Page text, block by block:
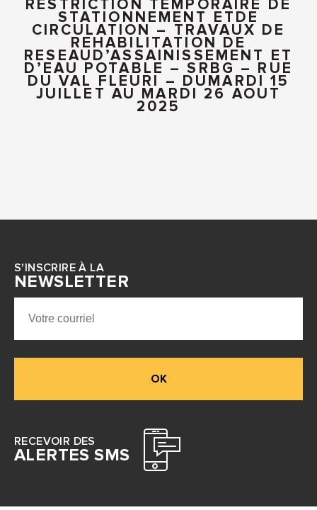
RESTRICTION TEMPORAIRE DE
STATIONNEMENT ETDE
CIRCULATION – TRAVAUX DE
REHABILITATION DE
RESEAUD’ASSAINISSEMENT ET
D’EAU POTABLE – SRBG – RUE
DU VAL FLEURI – DUMARDI 15
JUILLET AU MARDI 26 AOUT
2025
S'INSCRIRE À LA
NEWSLETTER
OK
RECEVOIR DES
ALERTES SMS